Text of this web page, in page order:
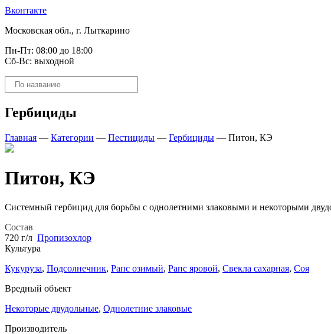
Вконтакте
Московская обл., г. Лыткарино
Пн-Пт: 08:00 до 18:00
Сб-Вс: выходной
Поиск
товаров
Гербициды
Главная — Категории — Пестициды — Гербициды — Питон, КЭ
Питон, КЭ
Системный гербицид для борьбы с однолетними злаковыми и некоторыми
Состав
720 г/л Пропизохлор
Культура
Кукуруза, Подсолнечник, Рапс озимый, Рапс яровой, Свекла сахарная, Соя
Вредный объект
Некоторые двудольные, Однолетние злаковые
Производитель